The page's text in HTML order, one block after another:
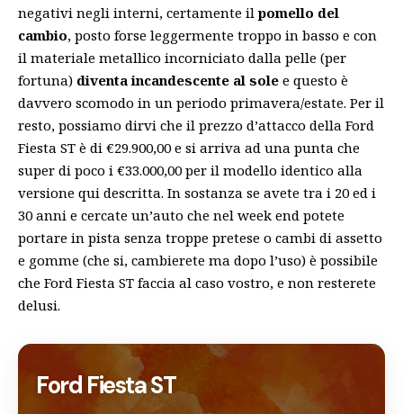
negativi negli interni, certamente ilpomello del
cambio, posto forse leggermente troppo in basso e con
il materiale metallico incorniciato dalla pelle (per
fortuna) diventa incandescente al sole e questo è
davvero scomodo in un periodo primavera/estate. Per il
resto, possiamo dirvi che il prezzo d’attacco della Ford
Fiesta ST è di €29.900,00 e si arriva ad una punta che
super di poco i €33.000,00 per il modello identico alla
versione qui descritta. In sostanza se avete tra i 20 ed i
30 anni e cercate un’auto che nel week end potete
portare in pista senza troppe pretese o cambi di assetto
e gomme (che si, cambierete ma dopo l’uso) è possibile
che Ford Fiesta ST faccia al caso vostro, e non resterete
delusi.
Ford Fiesta ST